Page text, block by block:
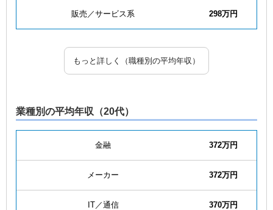
販売／サービス系 298万円
もっと詳しく（職種別の平均年収）
業種別の平均年収（20代）
金融 372万円
メーカー 372万円
IT／通信 370万円